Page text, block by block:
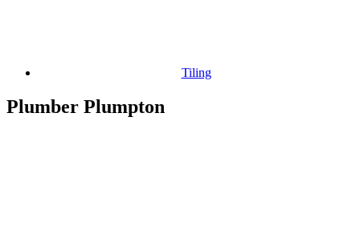
Tiling
Plumber Plumpton